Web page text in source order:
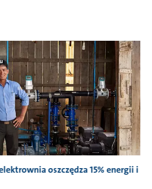
oszczędza 15% energii i